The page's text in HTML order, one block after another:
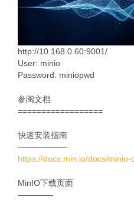
http://10.168.0.60:9001/
User: minio
Password: miniopwd
参阅文档
==================
快速安装指南
——————
https://docs.min.io/docs/
MinIO下载页面
————-